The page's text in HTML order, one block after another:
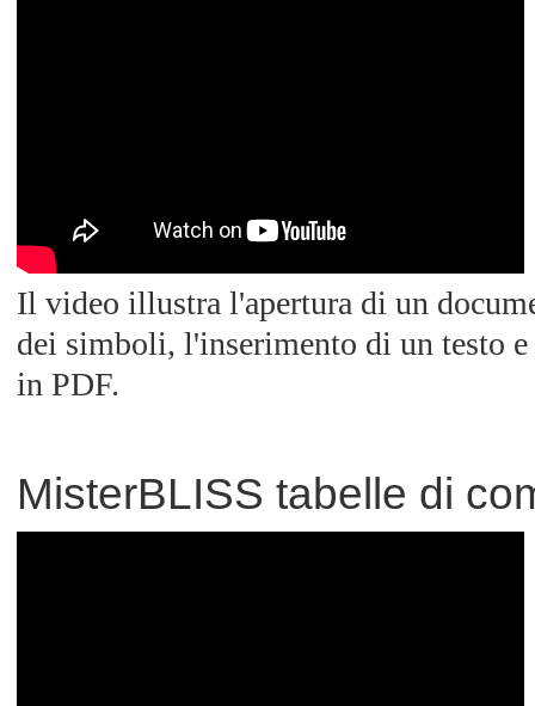
Il video illustra l'apertura di un
dei simboli, l'inserimento di un testo
in PDF.
MisterBLISS tabelle di